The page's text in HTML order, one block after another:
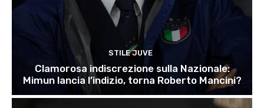
STILE JUVE
Clamorosa indiscrezione sulla Nazionale:
Mimun lancia l’indizio, torna Roberto Mancini?